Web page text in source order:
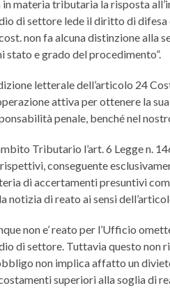
materia tributaria la risposta
di settore lede il diritto di
non fa alcuna distinzione alla
stato e grado del procedimento”.
letterale dell’articolo 24
attiva per ottenere la
penale, benché nel
Tributario l’art. 6 Legge n.
conseguente
di accertamenti presuntivi
notizia di reato ai sensi
non e’ reato per l’Ufficio
di settore. Tuttavia questo non
non implica affatto un
superiori alla soglia di